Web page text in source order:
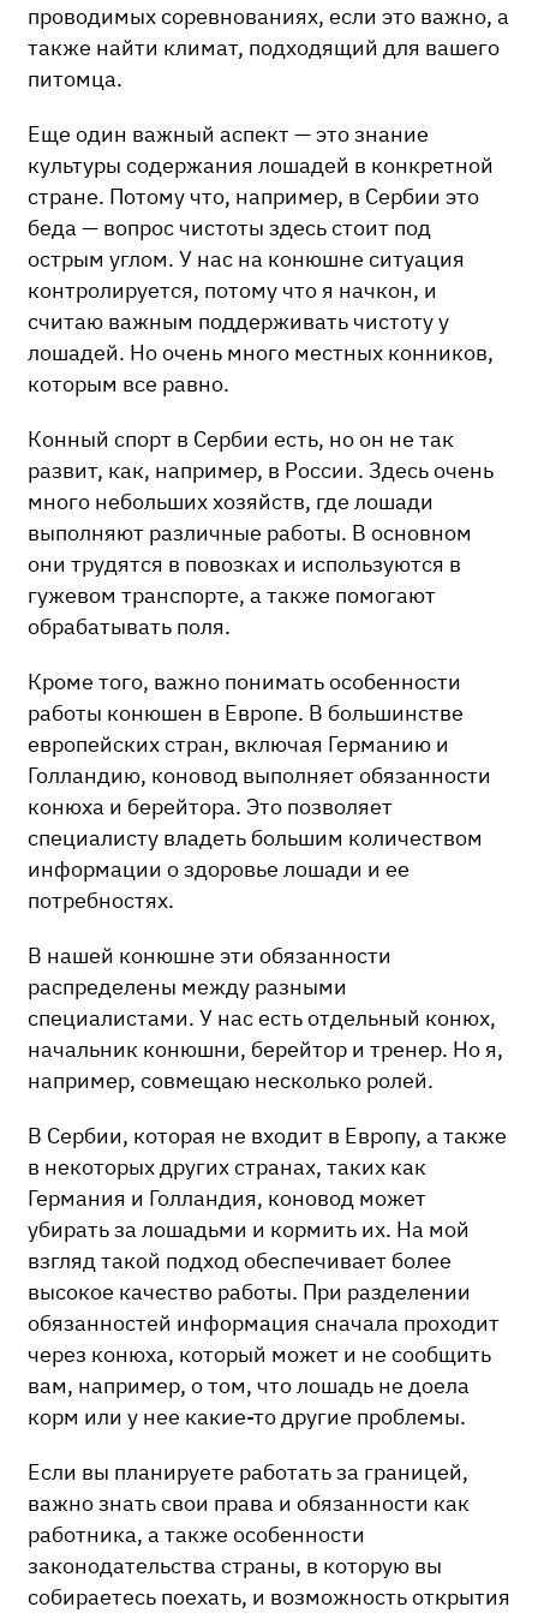
проводимых соревнованиях, если это важно, а
также найти климат, подходящий для вашего
питомца.
Еще один важный аспект — это знание
культуры содержания лошадей в конкретной
стране. Потому что, например, в Сербии это
беда — вопрос чистоты здесь стоит под
острым углом. У нас на конюшне ситуация
контролируется, потому что я начкон, и
считаю важным поддерживать чистоту у
лошадей. Но очень много местных конников,
которым все равно.
Конный спорт в Сербии есть, но он не так
развит, как, например, в России. Здесь очень
много небольших хозяйств, где лошади
выполняют различные работы. В основном
они трудятся в повозках и используются в
гужевом транспорте, а также помогают
обрабатывать поля.
Кроме того, важно понимать особенности
работы конюшен в Европе. В большинстве
европейских стран, включая Германию и
Голландию, коновод выполняет обязанности
конюха и берейтора. Это позволяет
специалисту владеть большим количеством
информации о здоровье лошади и ее
потребностях.
В нашей конюшне эти обязанности
распределены между разными
специалистами. У нас есть отдельный конюх,
начальник конюшни, берейтор и тренер. Но я,
например, совмещаю несколько ролей.
В Сербии, которая не входит в Европу, а также
в некоторых других странах, таких как
Германия и Голландия, коновод может
убирать за лошадьми и кормить их. На мой
взгляд такой подход обеспечивает более
высокое качество работы. При разделении
обязанностей информация сначала проходит
через конюха, который может и не сообщить
вам, например, о том, что лошадь не доела
корм или у нее какие-то другие проблемы.
Если вы планируете работать за границей,
важно знать свои права и обязанности как
работника, а также особенности
законодательства страны, в которую вы
собираетесь поехать, и возможность открытия